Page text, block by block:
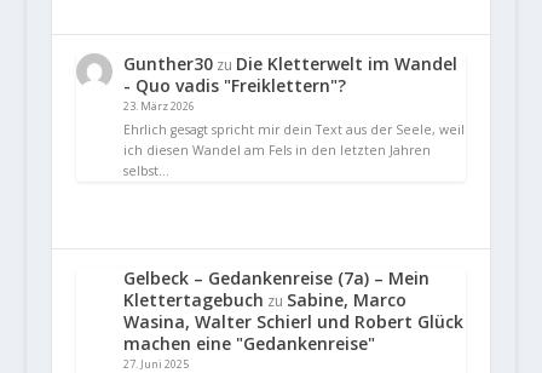
Gunther30zu Die Kletterwelt im Wandel
- Quo vadis "Freiklettern"?
23. März 2026
Ehrlich gesagt spricht mir dein Text aus der Seele, weil
ich diesen Wandel am Fels in den letzten Jahren
selbst…
Gelbeck – Gedankenreise (7a) – Mein
Klettertagebuch zu Sabine, Marco
Wasina, Walter Schierl und Robert Glück
machen eine "Gedankenreise"
27. Juni 2025